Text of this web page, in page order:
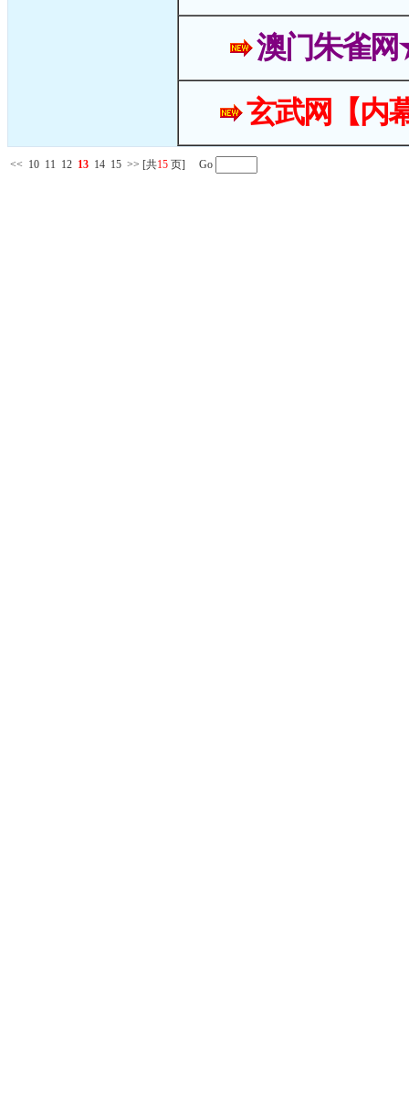
澳门朱雀
玄武网【内
<< 10 11 12 13 14 15 >> [共15 页] Go